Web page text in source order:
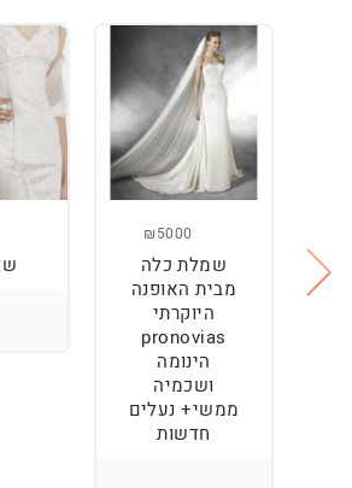
₪5000
שמלת כלה
מבית האופנה
היוקרתי
pronovias
הינומה
ושכמיה
ממשי+ נעלים
חדשות